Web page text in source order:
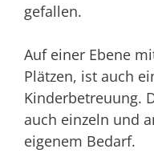
gefallen.
Auf einer Ebene
Plätzen, ist auch
Kinderbetreuung.
auch einzeln und
eigenem Bedarf.